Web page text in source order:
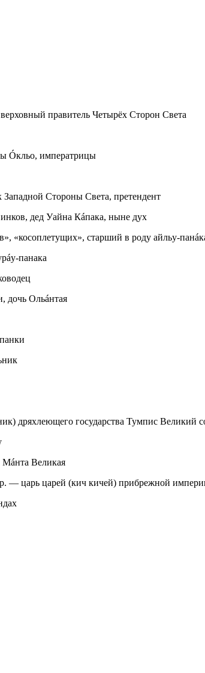
правитель Четырёх Сторон Света
Óкльо, императрицы
Стороны Света, претендент
дед Уайна Кáпака, ныне дух
«косоплетущих», старший в роду айльу-
панака
дочь Ольáнтая
дряхлеющего государства Тумпис Великий
Мáнта Великая
— царь царей (кич кичей) прибрежной